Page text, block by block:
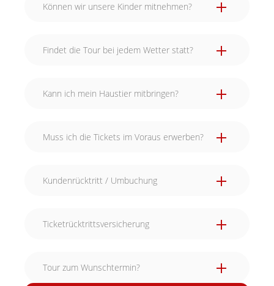
Können wir unsere Kinder mitnehmen?
Findet die Tour bei jedem Wetter statt?
Kann ich mein Haustier mitbringen?
Muss ich die Tickets im Voraus erwerben?
Kundenrücktritt / Umbuchung
Ticketrücktrittsversicherung
Tour zum Wunschtermin?